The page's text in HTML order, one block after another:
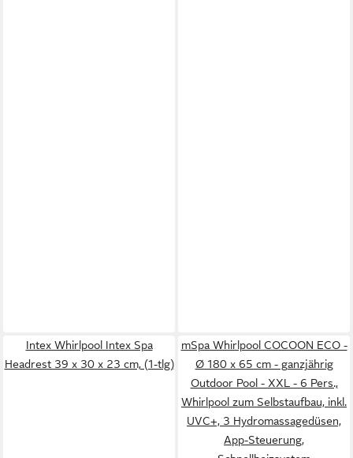
Intex Whirlpool Intex Spa
Headrest 39 x 30 x 23 cm, (1-tlg)
mSpa Whirlpool COCOON ECO -
Ø 180 x 65 cm - ganzjährig
Outdoor Pool - XXL - 6 Pers.,
Whirlpool zum Selbstaufbau, inkl.
UVC+, 3 Hydromassagedüsen,
App-Steuerung,